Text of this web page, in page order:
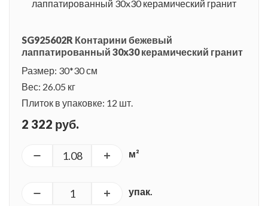
SG925602R Контарини бежевый
лаппатированный 30x30 керамический гранит
Размер: 30*30 см
Вес: 26.05 кг
Плиток в упаковке: 12 шт.
2 322 руб.
м²
упак.